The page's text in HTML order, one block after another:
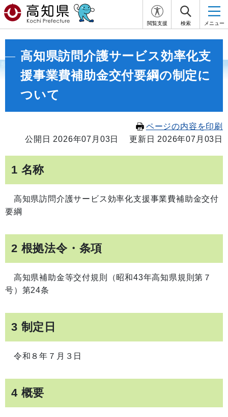
閲覧支援 検索 メニュー
高知県訪問介護サービス効率化支
援事業費補助金交付要綱の制定に
ついて
ページの内容を印刷
公開日 2026年07月03日
更新日 2026年07月03日
1 名称
高知県訪問介護サービス効率化支援事業費補助金交付
要綱
2 根拠法令・条項
高知県補助金等交付規則（昭和43年高知県規則第７
号）第24条
3 制定日
令和８年７月３日
4 概要